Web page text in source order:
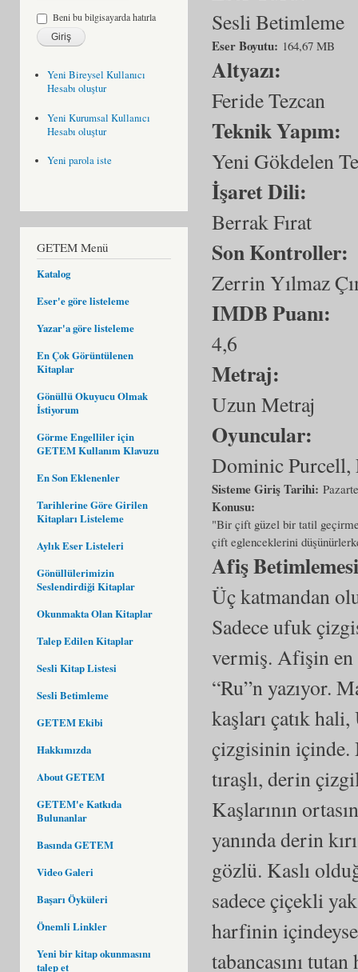
Beni bu bilgisayarda hatırla
Yeni Bireysel Kullanıcı
Hesabı oluştur
Yeni Kurumsal Kullanıcı
Hesabı oluştur
Yeni parola iste
GETEM Menü
Katalog
Eser'e göre listeleme
Yazar'a göre listeleme
En Çok Görüntülenen
Kitaplar
Gönüllü Okuyucu Olmak
İstiyorum
Görme Engelliler için
GETEM Kullanım Klavuzu
En Son Eklenenler
Tarihlerine Göre Girilen
Kitapları Listeleme
Aylık Eser Listeleri
Gönüllülerimizin
Seslendirdiği Kitaplar
Okunmakta Olan Kitaplar
Talep Edilen Kitaplar
Sesli Kitap Listesi
Sesli Betimleme
GETEM Ekibi
Hakkımızda
About GETEM
GETEM'e Katkıda
Bulunanlar
Basında GETEM
Video Galeri
Başarı Öyküleri
Önemli Linkler
Yeni bir kitap okunmasını
talep et
Sesli Betimleme
Eser Boyutu: 164,67 MB
Altyazı:
Feride Tezcan
Teknik Yapım:
Yeni Gökdelen
İşaret Dili:
Berrak Fırat
Son Kontroller:
Zerrin Yılmaz
IMDB Puanı:
4,6
Metraj:
Uzun Metraj
Oyuncular:
Dominic Purcell,
Sisteme Giriş Tarihi:
Konusu:
"Bir çift güzel bir tatil
çift eglenceklerini
Afiş
Üç katmandan
Sadece ufuk
vermiş. Afişin en
“Ru”n yazıyor.
kaşları çatık
çizgisinin içinde.
tıraşlı, derin
Kaşlarının
yanında derin
gözlü. Kaslı
sadece çiçekli
harfinin
tabancasını